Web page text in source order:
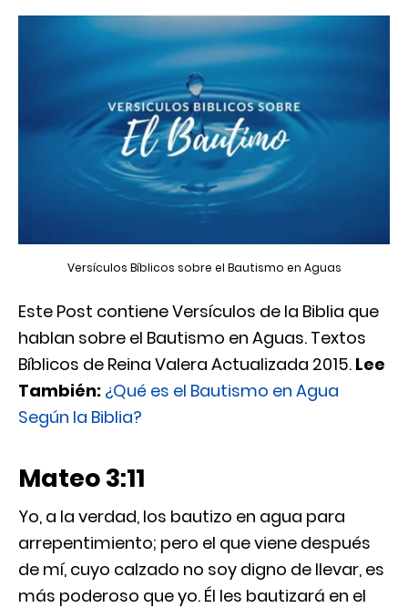
Versículos Bíblicos sobre el Bautismo en Aguas
Este Post contiene Versículos de la Biblia que
hablan sobre el Bautismo en Aguas. Textos
Bíblicos de Reina Valera Actualizada 2015. Lee
También: ¿Qué es el Bautismo en Agua
Según la Biblia?
Mateo 3:11
Yo, a la verdad, los bautizo en agua para
arrepentimiento; pero el que viene después
de mí, cuyo calzado no soy digno de llevar, es
más poderoso que yo. Él les bautizará en el